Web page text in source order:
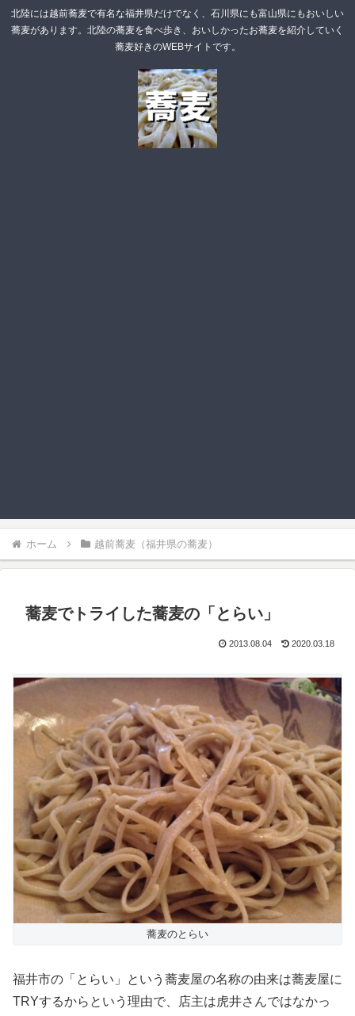
北陸には越前蕎麦で有名な福井県だけでなく、石川県にも富山県にもおいしい
蕎麦があります。北陸の蕎麦を食べ歩き、おいしかったお蕎麦を紹介していく
蕎麦好きのWEBサイトです。
ホーム 越前蕎麦（福井県の蕎麦）
蕎麦でトライした蕎麦の「とらい」
2013.08.04 2020.03.18
蕎麦のとらい
福井市の「とらい」という蕎麦屋の名称の由来は蕎麦屋に
TRYするからという理由で、店主は虎井さんではなかっ